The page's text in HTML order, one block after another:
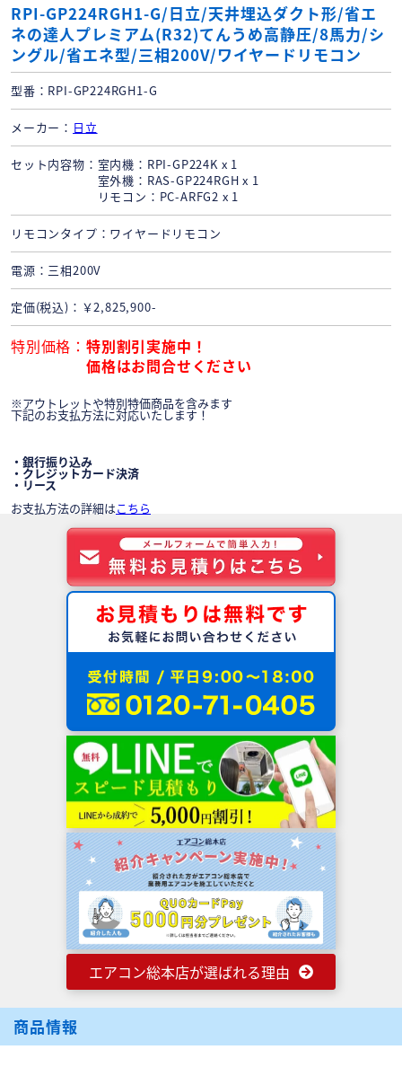
RPI-GP224RGH1-G/日立/天井埋込ダクト形/省エ
ネの達人プレミアム(R32)てんうめ高静圧/8馬力/シ
ングル/省エネ型/三相200V/ワイヤードリモコン
型番 RPI-GP224RGH1-G
メーカー 日立
セット内容物
室内機：RPI-GP224K x 1
室外機：RAS-GP224RGH x 1
リモコン：PC-ARFG2 x 1
リモコンタイプ ワイヤードリモコン
電源 三相200V
定価(税込) ￥2,825,900-
特別価格
特別割引実施中！
価格はお問合せください
※アウトレットや特別特価商品を含みます
下記のお支払方法に対応いたします！
・銀行振り込み
・クレジットカード決済
・リース
お支払方法の詳細はこちら
エアコン総本店が選ばれる理由
商品情報